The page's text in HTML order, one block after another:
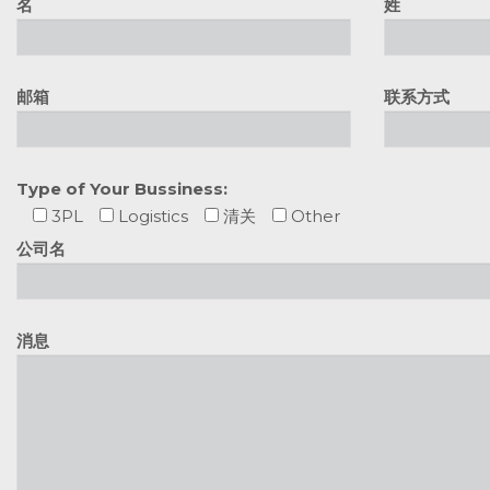
名
邮箱
姓
联系方式
Type of Your Bussiness:
3PL
Logistics 清关
Other
公司名
消息
(64) 09 9625688
info@nalexpress.com
Warehouse: Mon -Sun, 9:30am - 6:00pm